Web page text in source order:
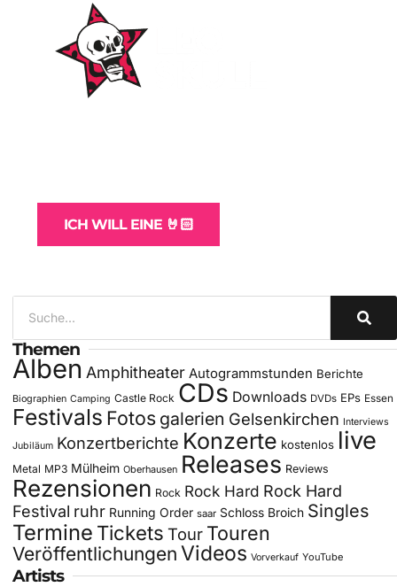
ICH WILL EINE 🤘🏻
Themen
Alben Amphitheater Autogrammstunden Berichte
Biographien Camping Castle Rock CDs Downloads DVDs EPs Essen
Festivals Fotos galerien Gelsenkirchen Interviews
Jubiläum Konzertberichte Konzerte kostenlos live
Metal MP3 Mülheim Oberhausen Releases Reviews
Rezensionen Rock Rock Hard Rock Hard
Festival ruhr Running Order saar Schloss Broich Singles
Termine Tickets Tour Touren
Veröffentlichungen Videos Vorverkauf YouTube
Artists